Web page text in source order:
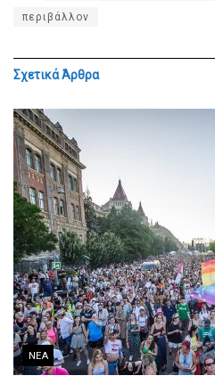
περιβάλλον
ΣχετικάΆρθρα
ΝΈΑ